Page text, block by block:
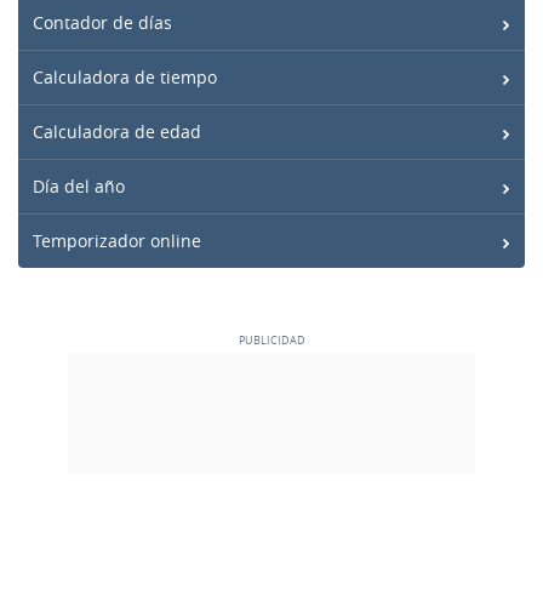
Contador de días
Calculadora de tiempo
Calculadora de edad
Día del año
Temporizador online